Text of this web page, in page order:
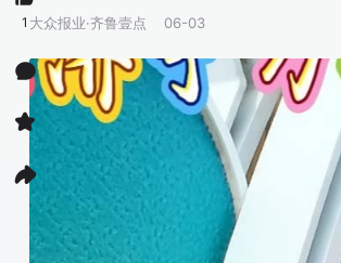
大众报业·齐鲁壹点 06-03
1